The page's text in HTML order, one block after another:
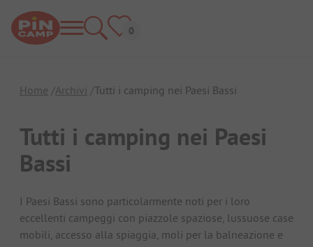
Home Archivi Tutti i camping nei Paesi Bassi
Tutti i camping nei Paesi
Bassi
I Paesi Bassi sono particolarmente noti per i loro
eccellenti campeggi con piazzole spaziose, lussuose case
mobili, accesso alla spiaggia, moli per la balneazione e